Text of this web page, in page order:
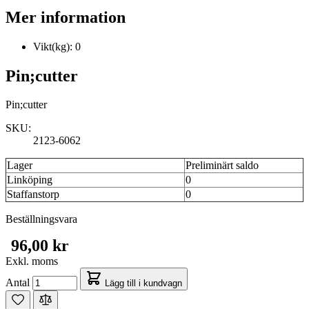
Mer information
Vikt(kg): 0
Pin;cutter
Pin;cutter
SKU:
2123-6062
Lager
Preliminärt saldo
Linköping
0
Staffanstorp
0
Beställningsvara
96,00 kr
Exkl. moms
Antal
Lägg till i kundvagn